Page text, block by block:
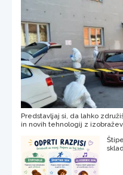
Predstavljaj si, da lahko
in novih tehnologij z